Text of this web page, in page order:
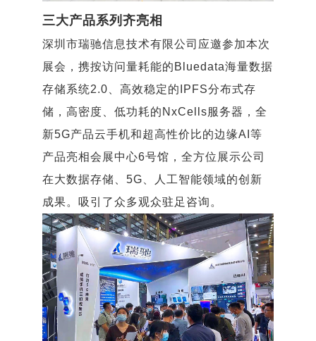
三大产品系列齐亮相
深圳市瑞驰信息技术有限公司应邀参加本次
展会，携按访问量耗能的Bluedata海量数据
存储系统2.0、高效稳定的IPFS分布式存
储，高密度、低功耗的NxCells服务器，全
新5G产品云手机和超高性价比的边缘AI等
产品亮相会展中心6号馆，全方位展示公司
在大数据存储、5G、人工智能领域的创新
成果。吸引了众多观众驻足咨询。